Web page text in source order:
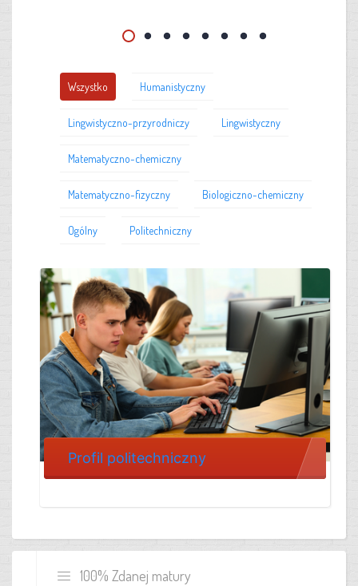
Wszystko Humanistyczny
Lingwistyczno-przyrodniczy Lingwistyczny
Matematyczno-chemiczny
Matematyczno-fizyczny Biologiczno-chemiczny
Ogólny Politechniczny
Profil politechniczny
100% Zdanej matury